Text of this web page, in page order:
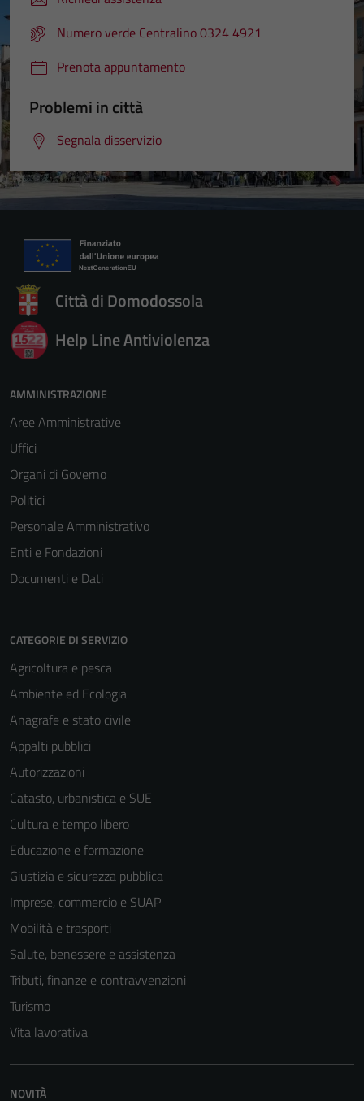
Numero verde Centralino 0324 4921
Prenota appuntamento
Problemi in città
Segnala disservizio
Città di Domodossola
Help Line Antiviolenza
AMMINISTRAZIONE
Aree Amministrative
Uffici
Organi di Governo
Politici
Personale Amministrativo
Enti e Fondazioni
Documenti e Dati
CATEGORIE DI SERVIZIO
Agricoltura e pesca
Ambiente ed Ecologia
Anagrafe e stato civile
Appalti pubblici
Autorizzazioni
Catasto, urbanistica e SUE
Cultura e tempo libero
Educazione e formazione
Giustizia e sicurezza pubblica
Imprese, commercio e SUAP
Mobilità e trasporti
Salute, benessere e assistenza
Tributi, finanze e contravvenzioni
Turismo
Vita lavorativa
NOVITÀ